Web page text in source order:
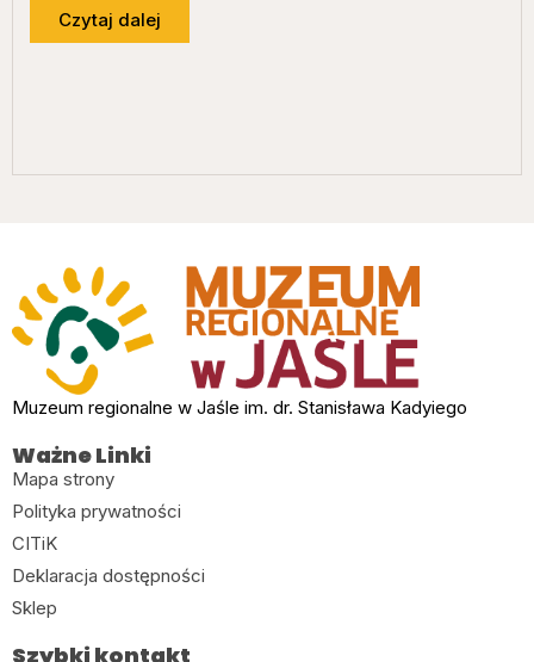
Czytaj dalej
Muzeum regionalne w Jaśle im. dr. Stanisława Kadyiego
Ważne Linki
Mapa strony
Polityka prywatności
CITiK
Deklaracja dostępności
Sklep
Szybki kontakt